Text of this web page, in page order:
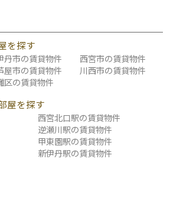
を探す
丹市の賃貸物件
西宮市の賃貸物件
屋市の賃貸物件
川西市の賃貸物件
区の賃貸物件
屋を探す
西宮北口駅の賃貸物件
逆瀬川駅の賃貸物件
甲東園駅の賃貸物件
新伊丹駅の賃貸物件